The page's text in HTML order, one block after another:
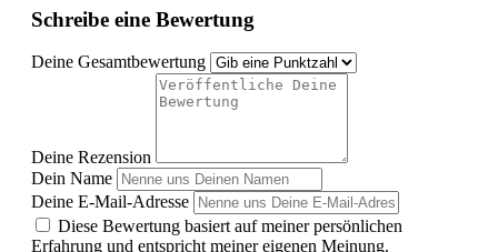
Schreibe eine Bewertung
Deine Gesamtbewertung
Deine Rezension
Dein Name
Deine E-Mail-Adresse
Diese Bewertung basiert auf meiner persönlichen
Erfahrung und entspricht meiner eigenen Meinung.